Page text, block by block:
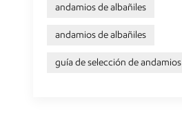
andamios de albañiles
andamios de albañiles
guía de selección de andamios